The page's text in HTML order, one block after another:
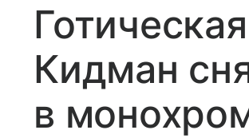
Кидман
в